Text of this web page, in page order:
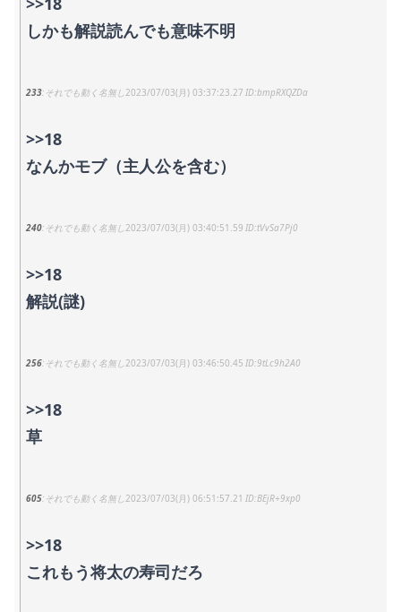
しかも解説読んでも意味不明
233 それでも動く名無し2023/07/03(月) 03:37:23.27 bmpRXQZDa
>>18
なんかモブ（主人公を含む）
240 それでも動く名無し2023/07/03(月) 03:40:51.59 tVvSa7Pj0
>>18
解説(謎)
256 それでも動く名無し2023/07/03(月) 03:46:50.45 9tLc9h2A0
>>18
草
605 それでも動く名無し2023/07/03(月) 06:51:57.21 BEjR+9xp0
>>18
これもう将太の寿司だろ